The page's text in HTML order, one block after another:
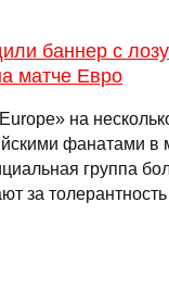
баннер с
матче Евро
на
фанатами
группа
за